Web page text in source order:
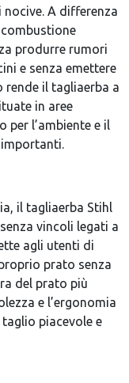
nocive. A differenza
produrre rumori
e senza emettere
rende il tagliaerba a
in aree
per l’ambiente e il
il tagliaerba Stihl
vincoli legati a
agli utenti di
prato senza
del prato più
e l’ergonomia
piacevole e